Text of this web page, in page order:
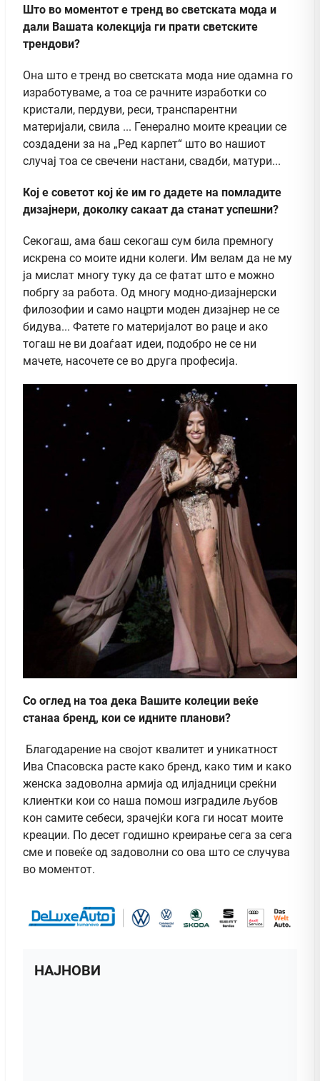
Што во моментот е тренд во светската мода и
дали Вашата колекција ги прати светските
трендови?
Она што е тренд во светската мода ние одамна го
изработуваме, а тоа се рачните изработки со
кристали, пердуви, реси, транспарентни
материјали, свила ... Генерално моите креации се
создадени за на „Ред карпет“ што во нашиот
случај тоа се свечени настани, свадби, матури...
Кој е советот кој ќе им го дадете на помладите
дизајнери, доколку сакаат да станат успешни?
Секогаш, ама баш секогаш сум била премногу
искрена со моите идни колеги. Им велам да не му
ја мислат многу туку да се фатат што е можно
побргу за работа. Од многу модно-дизајнерски
филозофии и само нацрти моден дизајнер не се
бидува... Фатете го материјалот во раце и ако
тогаш не ви доаѓаат идеи, подобро не се ни
мачете, насочете се во друга професија.
Со оглед на тоа дека Вашите колеции веќе
станаа бренд, кои се идните планови?
Благодарение на својот квалитет и уникатност
Ива Спасовска расте како бренд, како тим и како
женска задоволна армија од илјадници среќни
клиентки кои со наша помош изградиле љубов
кон самите себеси, зрачејќи кога ги носат моите
креации. По десет годишно креирање сега за сега
сме и повеќе од задоволни со ова што се случува
во моментот.
НАЈНОВИ